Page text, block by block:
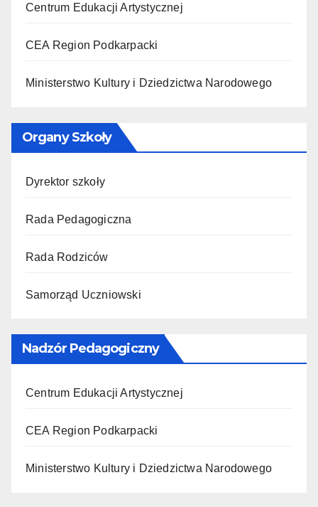
Centrum Edukacji Artystycznej
CEA Region Podkarpacki
Ministerstwo Kultury i Dziedzictwa Narodowego
Organy Szkoły
Dyrektor szkoły
Rada Pedagogiczna
Rada Rodziców
Samorząd Uczniowski
Nadzór Pedagogiczny
Centrum Edukacji Artystycznej
CEA Region Podkarpacki
Ministerstwo Kultury i Dziedzictwa Narodowego